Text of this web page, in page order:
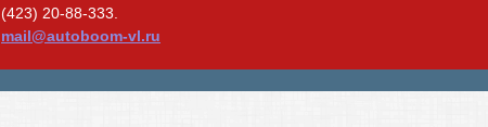
(423) 20-88-333.
mail@autoboom-vl.ru